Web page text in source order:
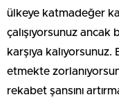
ülkeye katmadeğer
çalışıyorsunuz ancak
karşıya
etmekte
rekabet şansını